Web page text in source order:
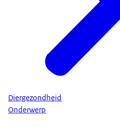
Diergezondheid
Onderwerp